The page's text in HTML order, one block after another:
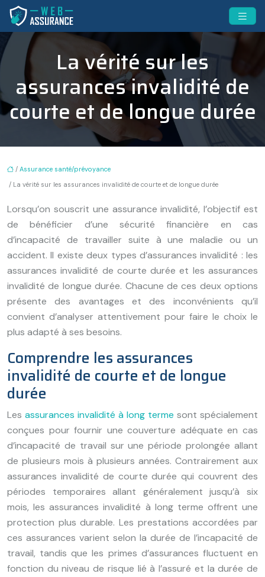
La vérité sur les
assurances invalidité de
courte et de longue durée
/ Assurance santé/prévoyance
/ La vérité sur les assurances invalidité de courte et de longue durée
Lorsqu’on souscrit une assurance invalidité, l’objectif est
de bénéficier d’une sécurité financière en cas
d’incapacité de travailler suite à une maladie ou un
accident. Il existe deux types d’assurances invalidité : les
assurances invalidité de courte durée et les assurances
invalidité de longue durée. Chacune de ces deux options
présente des avantages et des inconvénients qu’il
convient d’analyser attentivement pour faire le choix le
plus adapté à ses besoins.
Comprendre les assurances
invalidité de courte et de longue
durée
Les assurances invalidité à long terme sont spécialement
conçues pour fournir une couverture adéquate en cas
d’incapacité de travail sur une période prolongée allant
de plusieurs mois à plusieurs années. Contrairement aux
assurances invalidité de courte durée qui couvrent des
périodes temporaires allant généralement jusqu’à six
mois, les assurances invalidité à long terme offrent une
protection plus durable. Les prestations accordées par
ces assurances varient selon la durée de l’incapacité de
travail, tandis que les primes d’assurances fluctuent en
fonction du niveau de risque lié à l’assuré et la durée de